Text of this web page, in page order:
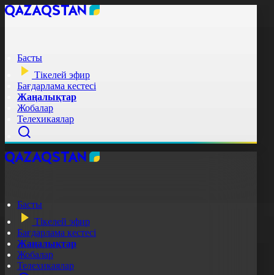
Басты
Тікелей эфир
Бағдарлама кестесі
Жаңалықтар
Жобалар
Телехикаялар
Басты
Тікелей эфир
Бағдарлама кестесі
Жаңалықтар
Жобалар
Телехикаялар